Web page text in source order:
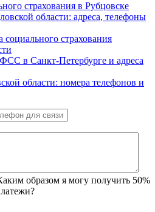
страхования в Рубцовске
области: адреса, телефоны
страхования
в Санкт-Петербурге и адреса
области: номера телефонов и
образом я могу получить 50%